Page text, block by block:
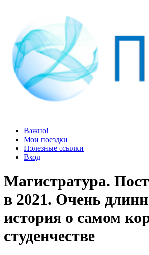
Просто блог
Мир удивительней, чем кажется
Важно!
Мои поездки
Полезные ссылки
Вход
Магистратура.
в 2021. Очень
история о самом
студенчестве